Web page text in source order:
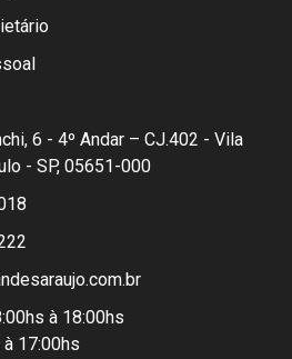
6 - 4º Andar – CJ.402 - Vila
- SP, 05651-000
à 18:00hs
17:00hs